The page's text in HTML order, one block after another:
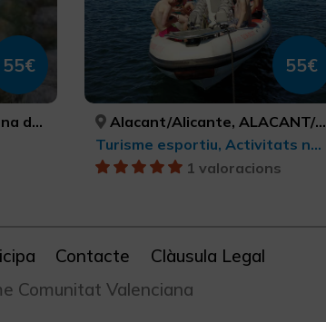
55€ 55€
Alacant/Alicante, ALACANT/ALICANTE
Turisme esportiu, Activitats nàutiques, Turisme actiu-aventura
1 valoracions
Contacte
Clàusula Legal
Comunitat Valenciana